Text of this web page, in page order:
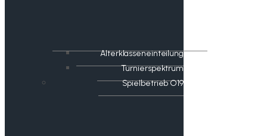
Alterklasseneinteilung
Turnierspektrum
Spielbetrieb O19